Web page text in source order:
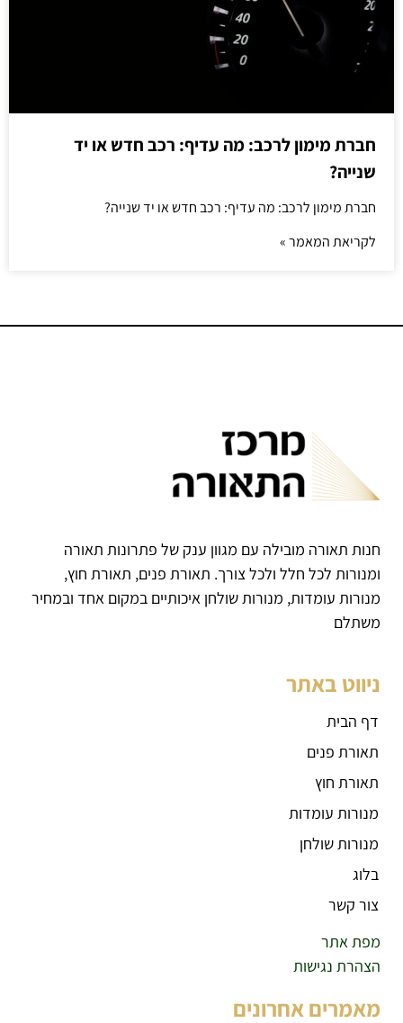
חברת מימון לרכב: מה עדיף: רכב חדש או יד
שנייה?
חברת מימון לרכב: מה עדיף: רכב חדש או יד שנייה?
לקריאת המאמר »
חנות תאורה מובילה עם מגוון ענק של פתרונות תאורה
ומנורות לכל חלל ולכל צורך. תאורת פנים, תאורת חוץ,
מנורות עומדות, מנורות שולחן איכותיים במקום אחד ובמחיר
משתלם
ניווט באתר
דף הבית
תאורת פנים
תאורת חוץ
מנורות עומדות
מנורות שולחן
בלוג
צור קשר
מפת אתר
הצהרת נגישות
מאמרים אחרונים